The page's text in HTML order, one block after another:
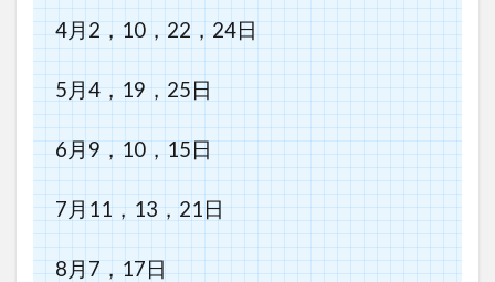
4月2，10，22，24日
5月4，19，25日
6月9，10，15日
7月11，13，21日
8月7，17日